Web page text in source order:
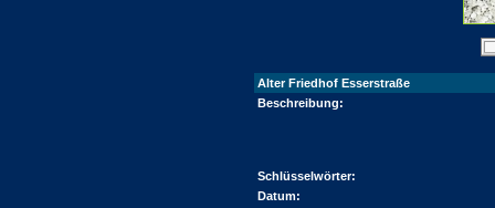
Alter Friedhof Esserstraße
Beschreibung:
Schlüsselwörter:
Datum: